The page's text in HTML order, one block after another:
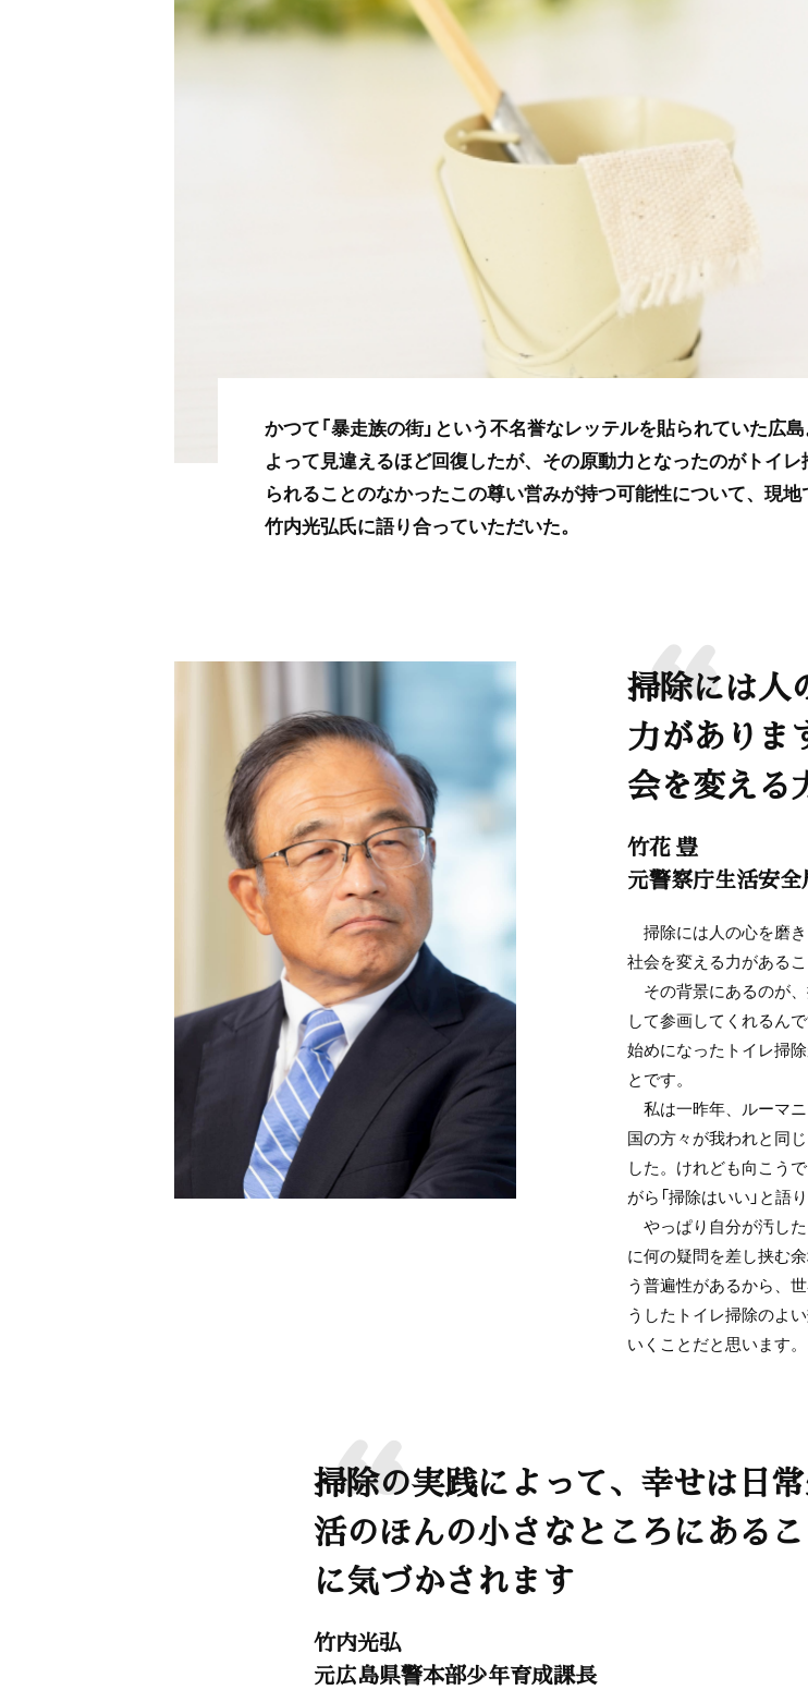
かつて「暴走族の街」という不名誉なレッテルを貼られていた広
よって見違えるほど回復したが、その原動力となったのがトイ
られることのなかったこの尊い営みが持つ可能性について、現
竹内光弘氏に語り合っていただいた。
掃除には人
力がありま
会を変える
竹花 豊
元警察庁生活安全
掃除には人の心を磨き
社会を変える力がある
その背景にあるのが
して参画してくれるん
始めになったトイレ掃
とです。
私は一昨年、ルーマ
国の方々が我われと同
した。けれども向こう
がら「掃除はいい」と語
やっぱり自分が汚し
に何の疑問を差し挟む
う普遍性があるから、
うしたトイレ掃除のよ
いくことだと思います。
掃除の実践によって、幸せは日
活のほんの小さなところにある
に気づかされます
竹内光弘
元広島県警本部少年育成課長